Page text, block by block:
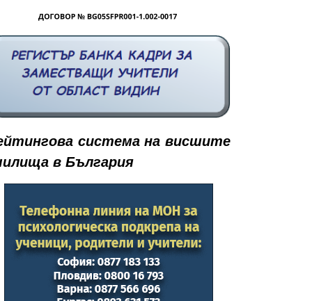
система на висшите
в България